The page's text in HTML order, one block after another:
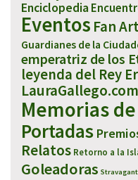
Enciclopedia
Eventos Fan
Guardianes de la
emperatriz de los
leyenda del Rey
LauraGallego.com
Memorias
Portadas
Relatos Retorno a la
Goleadoras